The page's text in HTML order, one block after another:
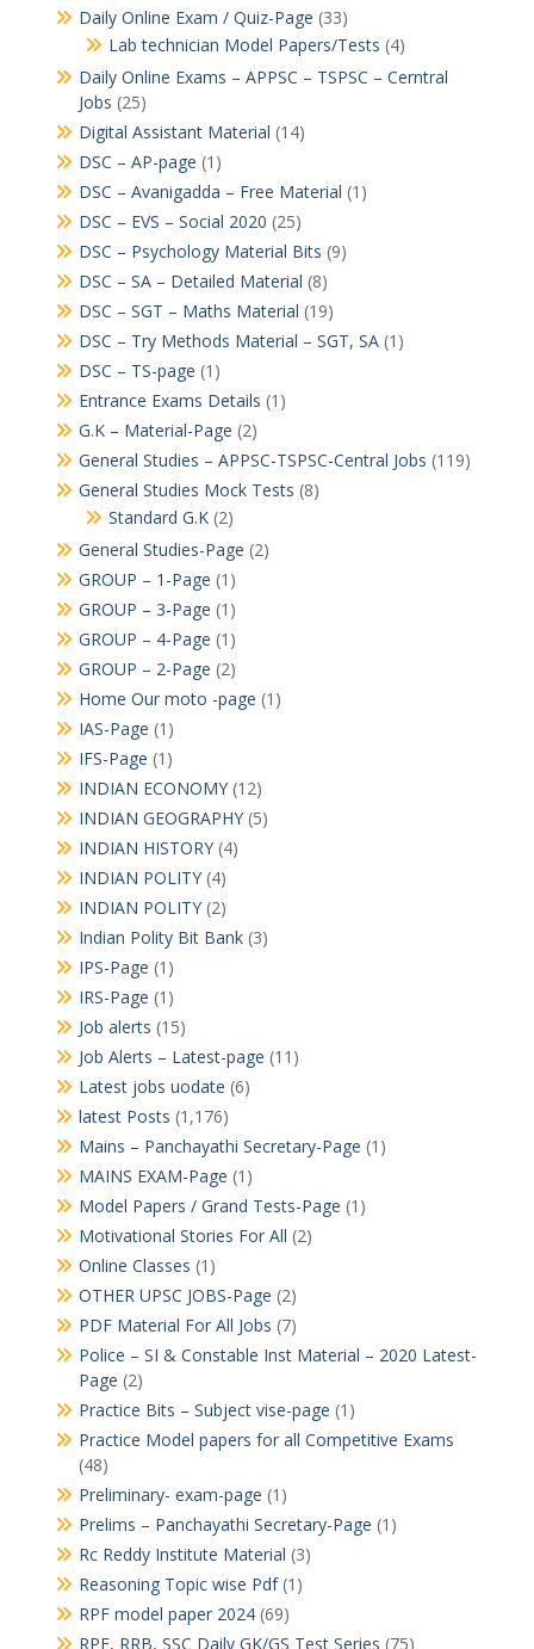
Daily Online Exam / Quiz-Page (33)
Lab technician Model Papers/Tests (4)
Daily Online Exams – APPSC – TSPSC – Cerntral
Jobs (25)
Digital Assistant Material (14)
DSC – AP-page (1)
DSC – Avanigadda – Free Material (1)
DSC – EVS – Social 2020 (25)
DSC – Psychology Material Bits (9)
DSC – SA – Detailed Material (8)
DSC – SGT – Maths Material (19)
DSC – Try Methods Material – SGT, SA(1)
DSC – TS-page (1)
Entrance Exams Details (1)
G.K – Material-Page (2)
General Studies – APPSC-TSPSC-Central Jobs (119)
General Studies Mock Tests (8)
Standard G.K(2)
General Studies-Page (2)
GROUP – 1-Page (1)
GROUP – 3-Page (1)
GROUP – 4-Page (1)
GROUP – 2-Page (2)
Home Our moto -page (1)
IAS-Page (1)
IFS-Page (1)
INDIAN ECONOMY(12)
INDIAN GEOGRAPHY(5)
INDIAN HISTORY(4)
INDIAN POLITY(4)
INDIAN POLITY(2)
Indian Polity Bit Bank(3)
IPS-Page (1)
IRS-Page (1)
Job alerts (15)
Job Alerts – Latest-page (11)
Latest jobs uodate (6)
latest Posts (1,176)
Mains – Panchayathi Secretary-Page (1)
MAINS EXAM-Page (1)
Model Papers / Grand Tests-Page (1)
Motivational Stories For All (2)
Online Classes (1)
OTHER UPSC JOBS-Page (2)
PDF Material For All Jobs (7)
Police – SI & Constable Inst Material – 2020 Latest-
Page (2)
Practice Bits – Subject vise-page (1)
Practice Model papers for all Competitive Exams
(48)
Preliminary- exam-page (1)
Prelims – Panchayathi Secretary-Page (1)
Rc Reddy Institute Material (3)
Reasoning Topic wise Pdf(1)
RPF model paper 2024(69)
RPF, RRB, SSC Daily GK/GS Test Series (75)